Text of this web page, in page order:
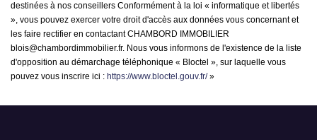
destinées à nos conseillers Conformément à la loi « informatique et libertés
», vous pouvez exercer votre droit d'accès aux données vous concernant et
les faire rectifier en contactant CHAMBORD IMMOBILIER
blois@chambordimmobilier.fr. Nous vous informons de l'existence de la liste
d'opposition au démarchage téléphonique « Bloctel », sur laquelle vous
pouvez vous inscrire ici : https://www.bloctel.gouv.fr/»